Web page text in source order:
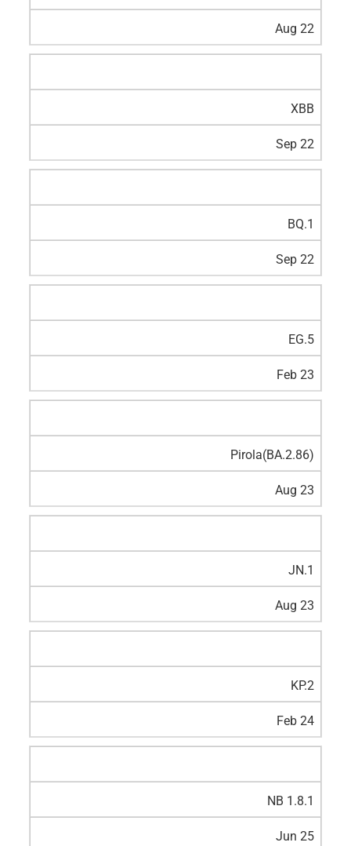
Aug 22
XBB
Sep 22
BQ.1
Sep 22
EG.5
Feb 23
Pirola(BA.2.86)
Aug 23
JN.1
Aug 23
KP.2
Feb 24
NB 1.8.1
Jun 25